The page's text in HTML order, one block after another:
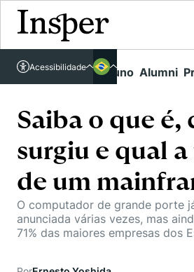
Links rápidos Aluno Alumni
Acessibilidade
Acessível em libras
Vestibular
Graduação
Pós-Graduação
Educação Executiva
Busca por Áreas de Conhecimento
Quem Somos
O Insper
Campus
Internacional
Student Life
Comunidade Transforme
Missão
Projetos Sociais
Pesquisa
Pesquisa no Insper
Conteúdos
Saiba o que é,
surgiu e qual
de um
O computador de grande porte
anunciada várias vezes, mas
71% das maiores empresas dos